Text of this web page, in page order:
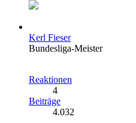
Kerl Fieser
Bundesliga-Meister
Reaktionen
4
Beiträge
4.032